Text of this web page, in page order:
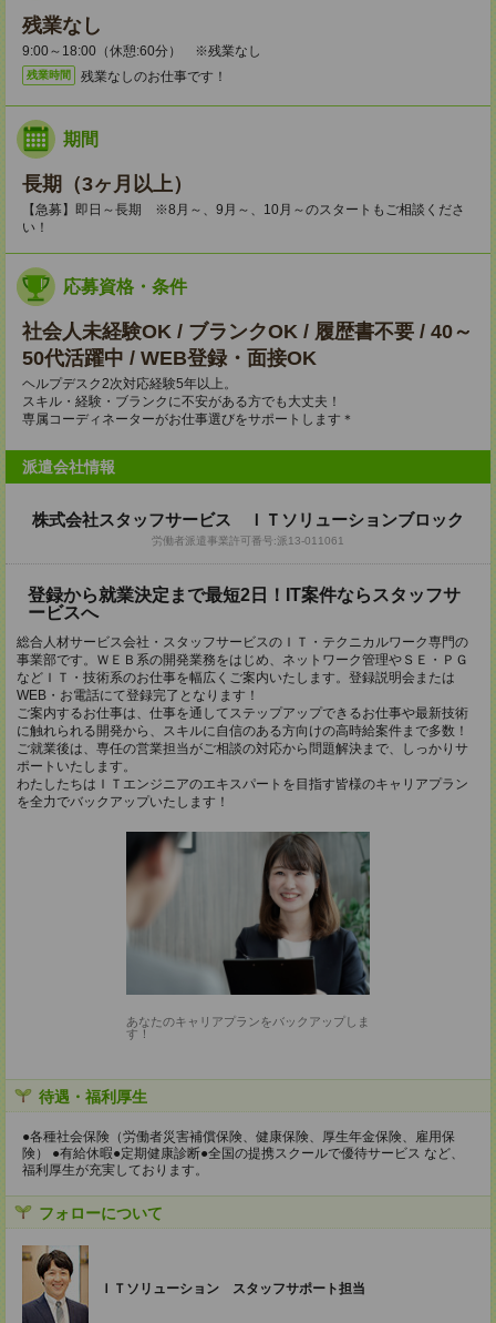
残業なし
9:00～18:00（休憩:60分） ※残業なし
残業時間 残業なしのお仕事です！
期間
長期（3ヶ月以上）
【急募】即日～長期 ※8月～、9月～、10月～のスタートもご相談くださ
い！
応募資格・条件
社会人未経験OK / ブランクOK / 履歴書不要 / 40～
50代活躍中 / WEB登録・面接OK
ヘルプデスク2次対応経験5年以上。
スキル・経験・ブランクに不安がある方でも大丈夫！
専属コーディネーターがお仕事選びをサポートします＊
派遣会社情報
株式会社スタッフサービス ＩＴソリューションブロック
労働者派遣事業許可番号:派13-011061
登録から就業決定まで最短2日！IT案件ならスタッフサ
ービスへ
総合人材サービス会社・スタッフサービスのＩＴ・テクニカルワーク専門の
事業部です。ＷＥＢ系の開発業務をはじめ、ネットワーク管理やＳＥ・ＰＧ
などＩＴ・技術系のお仕事を幅広くご案内いたします。登録説明会または
WEB・お電話にて登録完了となります！
ご案内するお仕事は、仕事を通してステップアップできるお仕事や最新技術
に触れられる開発から、スキルに自信のある方向けの高時給案件まで多数！
ご就業後は、専任の営業担当がご相談の対応から問題解決まで、しっかりサ
ポートいたします。
わたしたちはＩＴエンジニアのエキスパートを目指す皆様のキャリアプラン
を全力でバックアップいたします！
あなたのキャリアプランをバックアップしま
す！
待遇・福利厚生
●各種社会保険（労働者災害補償保険、健康保険、厚生年金保険、雇用保
険） ●有給休暇●定期健康診断●全国の提携スクールで優待サービス など、
福利厚生が充実しております。
フォローについて
ＩＴソリューション スタッフサポート担当